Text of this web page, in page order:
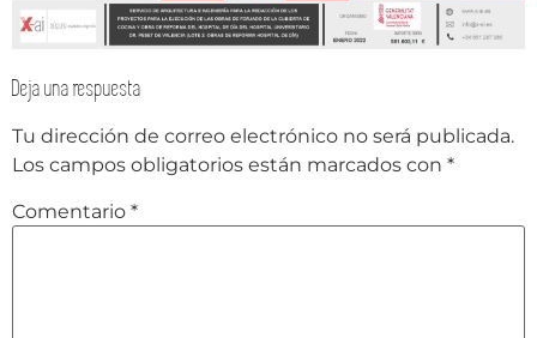
Deja una respuesta
Tu dirección de correo electrónico no será publicada.
Los campos obligatorios están marcados con *
Comentario *